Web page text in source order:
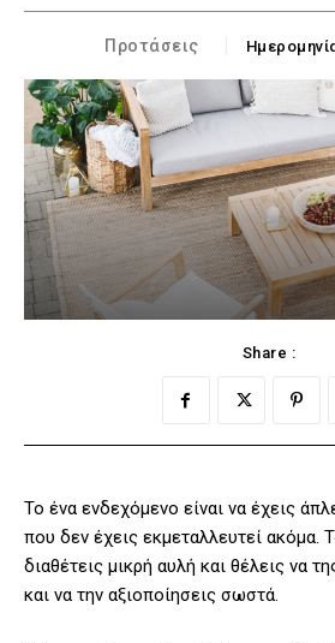
Προτάσεις
Share :
Το ένα ενδεχόμενο είναι να έχεις
που δεν έχεις εκμεταλλευτεί ακόμα.
διαθέτεις μικρή αυλή και θέλεις να
και να την αξιοποίησεις σωστά.